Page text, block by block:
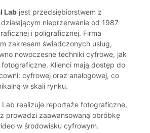
Lab jest przedsiębiorstwem z
nieprzerwanie od 1987
i poligraficznej. Firma
zakresem świadczonych usług,
nowoczesne techniki cyfrowe, jak
Klienci mają dostęp do
cyfrowej oraz analogowej, co
w skali rynku.
Lab realizuje reportaże fotograficzne,
prowadzi zaawansowaną obróbkę
w środowisku cyfrowym.